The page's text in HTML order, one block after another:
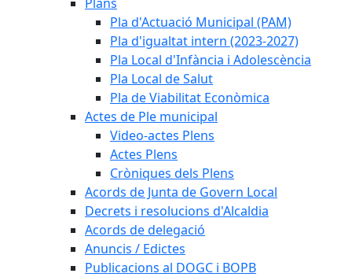
Pla d'Actuació Municipal (PAM)
Pla d'igualtat intern (2023-2027)
Pla Local d'Infància i Adolescència
Pla Local de Salut
Pla de Viabilitat Econòmica
Actes de Ple municipal
Video-actes Plens
Actes Plens
Cròniques dels Plens
Acords de Junta de Govern Local
Decrets i resolucions d'Alcaldia
Acords de delegació
Anuncis / Edictes
Publicacions al DOGC i BOPB